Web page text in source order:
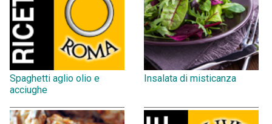
Spaghetti aglio olio e
acciughe
Insalata di misticanza